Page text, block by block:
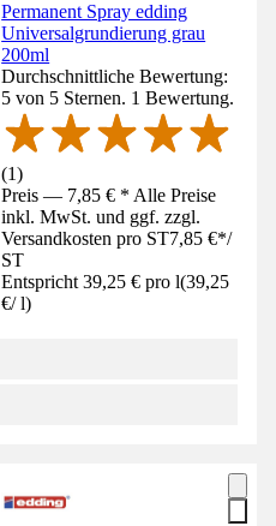
Permanent Spray edding
Universalgrundierung grau
200ml
Durchschnittliche Bewertung:
5 von 5 Sternen. 1 Bewertung.
(1)
Preis — 7,85 € * Alle Preise
inkl. MwSt. und ggf. zzgl.
Versandkosten pro ST7,85 €*/
ST
Entspricht 39,25 € pro l(39,25
€/ l)